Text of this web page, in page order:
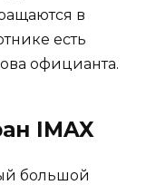
в
есть
официанта.
IMAX
большой